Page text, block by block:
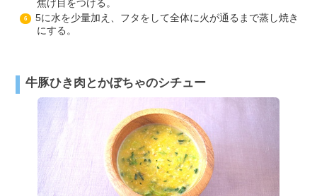
焦げ目をつける。
6
5に水を少量加え、フタをして全体に火が通るまで蒸し焼き
にする。
牛豚ひき肉とかぼちゃのシチュー